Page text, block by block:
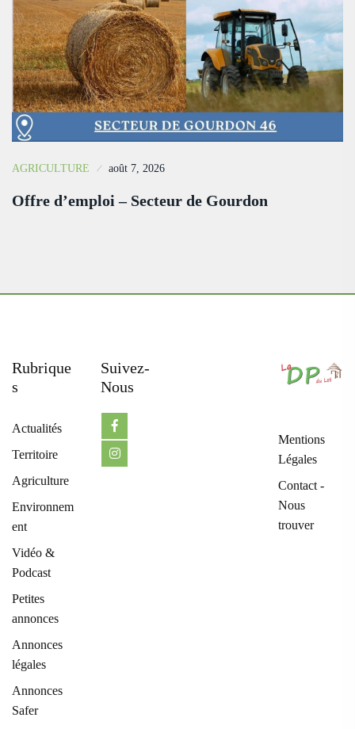
AGRICULTURE août 7, 2026
Offre d’emploi – Secteur de Gourdon
Rubrique
S
Actualités
Territoire
Agriculture
Environnem
ent
Vidéo &
Podcast
Petites
annonces
Annonces
légales
Annonces
Safer
Suivez-
Nous
Mentions
Légales
Contact -
Nous
trouver